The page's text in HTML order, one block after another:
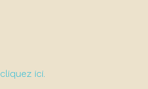
cliquez ici.